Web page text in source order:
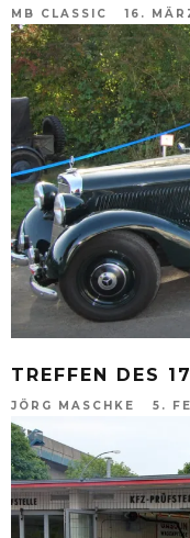
MB CLASSIC 16.
TREFFEN DES
JÖRG MASCHKE 5.